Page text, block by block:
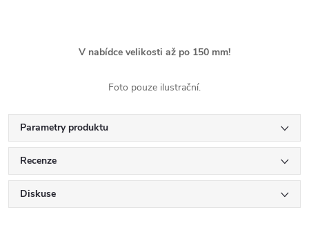
V nabídce velikosti až po 150 mm!
Foto pouze ilustrační.
Parametry produktu
Recenze
Diskuse